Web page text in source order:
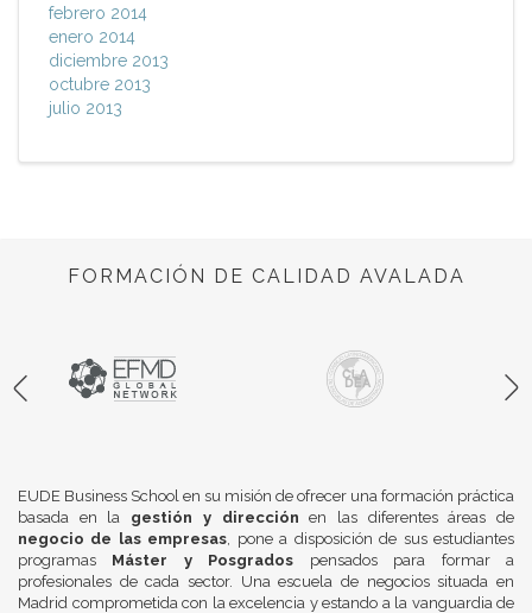
febrero 2014
enero 2014
diciembre 2013
octubre 2013
julio 2013
FORMACIÓN DE CALIDAD AVALADA
EUDE Business School en su misión de ofrecer una formación práctica
basada en la gestión y dirección en las diferentes áreas de
negocio de las empresas, pone a disposición de sus estudiantes
programas Máster y Posgrados pensados para formar a
profesionales de cada sector. Una escuela de negocios situada en
Madrid comprometida con la excelencia y estando a la vanguardia de